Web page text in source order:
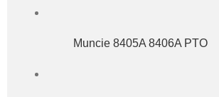
Muncie 8405A 8406A PTO